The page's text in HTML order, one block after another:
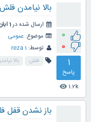
0
0
1
پاسخ
1.2k
visibility
بالا نیامدن
ارسال شده در1 آبان 1400
موضوع: عمومی
توسط: reza 1
فلش بالا
باز نشدن قفل